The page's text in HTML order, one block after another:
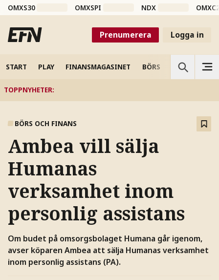
OMXS30 OMXSPI NDX
Prenumerera Logga in
START PLAY FINANSMAGASINET BÖRS VETENSKAP
TOPPNYHETER:
BÖRS OCH FINANS
Ambea vill sälja
Humanas
verksamhet inom
personlig assistans
Om budet på omsorgsbolaget Humana går igenom,
avser köparen Ambea att sälja Humanas verksamhet
inom personlig assistans (PA).